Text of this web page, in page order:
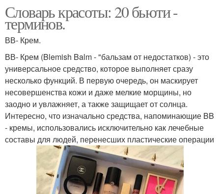
Словарь красоты: 20 бьюти -
терминов.
ВВ- Крем.
ВВ- Крем (Blemish Balm - "бальзам от недостатков) - это
универсальное средство, которое выполняет сразу
несколько функций. В первую очередь, он маскирует
несовершенства кожи и даже мелкие морщины, но
заодно и увлажняет, а также защищает от солнца.
Интересно, что изначально средства, напоминающие BB
- кремы, использовались исключительно как лечебные
составы для людей, перенесших пластические операции